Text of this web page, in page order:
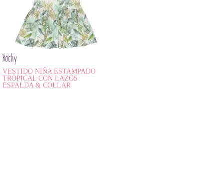
Rochy
VESTIDO NIÑA ESTAMPADO
TROPICAL CON LAZOS
ESPALDA & COLLAR